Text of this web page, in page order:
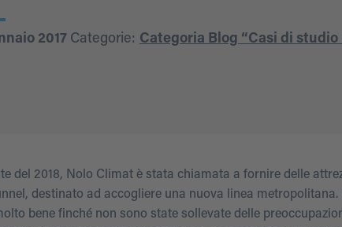
2017 Categorie: Categoria Blog “Casi di
del 2018, Nolo Climat è stata chiamata a fornire delle
destinato ad accogliere una nuova linea
bene finché non sono state sollevate delle